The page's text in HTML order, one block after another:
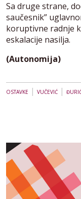
Sa druge strane,
saučesnik”
koruptivne radnje
eskalacije nasilja.
(Autonomija)
OSTAVKE | VUČEVIĆ |